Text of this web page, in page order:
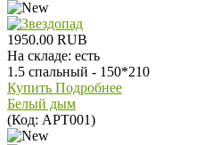
1950.00 RUB
На складе: есть
1.5 спальный - 150*210
Купить Подробнее
Белый дым
(Код: АРТ001)